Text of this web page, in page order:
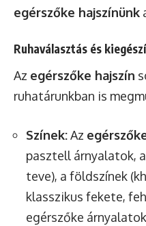
egérszőke hajszínünk
Ruhaválasztás és
Az egérszőke hajszín
ruhatárunkban is
Színek:Az
pasztell árnyalatok,
teve), a földszínek
klasszikus fekete,
egérszőke